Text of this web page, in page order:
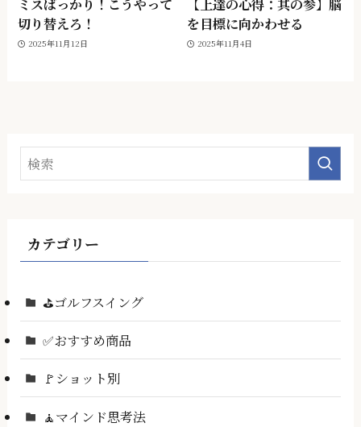
ミスばっかり！こうやって
切り替えろ！
2025年11月12日
【上達の心得：其の参】脳
を目標に向かわせる
2025年11月4日
カテゴリー
⛳ゴルフスイング
✅おすすめ商品
🚩ショット別
🧘マインド思考法